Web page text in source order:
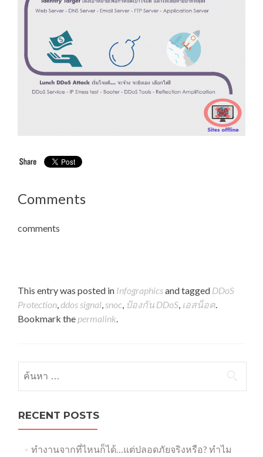
Comments
comments
This entry was posted in Infographicsand tagged DDoS
Protection ddos signal snoc ป้องกัน DDoS เอสน็อค
Bookmark the permalink
RECENT POSTS
ทำงานจากที่ไหนก็ได้…แต่ปลอดภัยจริงหรือ? ทำไม